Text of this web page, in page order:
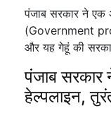
पंजाब सरकार ने एक
(Government
और यह गेहूं की
पंजाब सरकार
हेल्पलाइन,